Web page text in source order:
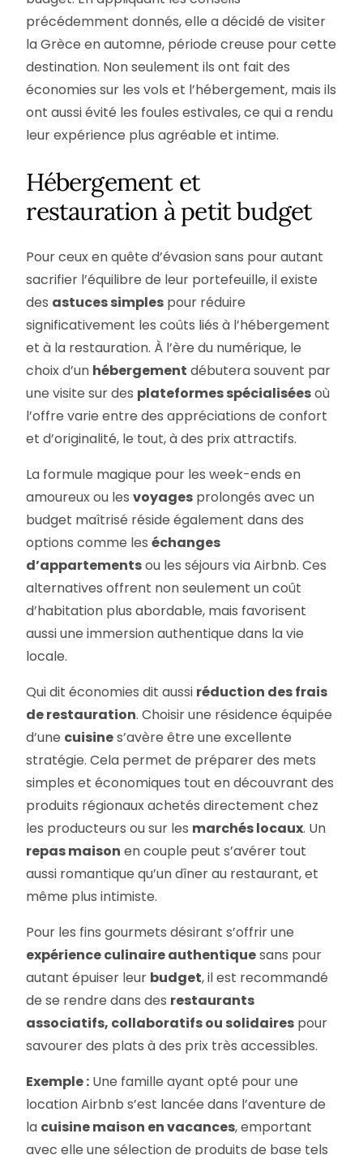
précédemment donnés, elle a décidé de visiter
la Grèce en automne, période creuse pour cette
destination. Non seulement ils ont fait des
économies sur les vols et l’hébergement, mais ils
ont aussi évité les foules estivales, ce qui a rendu
leur expérience plus agréable et intime.
Hébergement et
restauration à petit budget
Pour ceux en quête d’évasion sans pour autant
sacrifier l’équilibre de leur portefeuille, il existe
des astuces simples pour réduire
significativement les coûts liés à l’hébergement
et à la restauration. À l’ère du numérique, le
choix d’un hébergement débutera souvent par
une visite sur des plateformes spécialiséesoù
l’offre varie entre des appréciations de confort
et d’originalité, le tout, à des prix attractifs.
La formule magique pour les week-ends en
amoureux ou lesvoyages prolongés avec un
budget maîtrisé réside également dans des
options comme leséchanges
d’appartementsou les séjours via Airbnb. Ces
alternatives offrent non seulement un coût
d’habitation plus abordable, mais favorisent
aussi une immersion authentique dans la vie
locale.
Qui dit économies dit aussi réduction des frais
de restauration. Choisir une résidence équipée
d’une cuisines’avère être une excellente
stratégie. Cela permet de préparer des mets
simples et économiques tout en découvrant des
produits régionaux achetés directement chez
les producteurs ou sur les marchés locaux. Un
repas maison en couple peut s’avérer tout
aussi romantique qu’un dîner au restaurant, et
même plus intimiste.
Pour les fins gourmets désirant s’offrir une
expérience culinaire authentiquesans pour
autant épuiser leur budget, il est recommandé
de se rendre dans des restaurants
associatifs, collaboratifs ou solidaires pour
savourer des plats à des prix très accessibles.
Exemple : Une famille ayant opté pour une
location Airbnb s’est lancée dans l’aventure de
la cuisine maison en vacances, emportant
avec elle une sélection de produits de base tels